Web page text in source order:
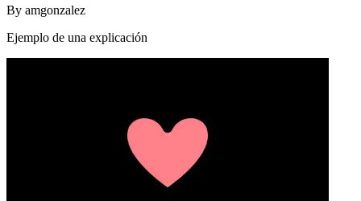
By amgonzalez
Ejemplo de una explicación